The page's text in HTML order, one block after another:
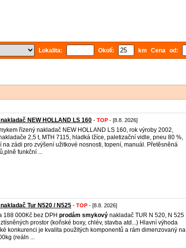
Lokalita: Okolí: km Cena od:
NEW HOLLAND LS 160 - TOP - [8.8. 2026]
řízený nakladač NEW HOLLAND LS 160, rok výroby 2002,
2,5 t, MTH 7115, hladká lžíce, paletizační vidle, pneu 80 %,
na zádi pro zvýšení užitkové nosnosti, topení, manuál. Přetěsněná
funkční ...
Tur N520 / N525 - TOP - [8.8. 2026]
188 000Kč bez DPH prodám smykový nakladač TUR N 520, N 525
prostor (koňské boxy, chlév, stavba atd...) Hlavní výhoda
konkurenci je kvalita použitých komponentů a rám dimenzovaný na
(reáln ...